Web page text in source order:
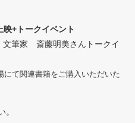
+トークイベント
筆家 斎藤明美さんトークイ
て関連書籍をご購入いただいた